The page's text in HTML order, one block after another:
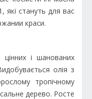
які стануть для вас
краси.
і шанованих
олія з
тропічному
дерево. Росте